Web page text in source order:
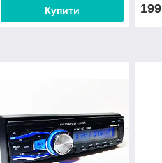
Купити 199